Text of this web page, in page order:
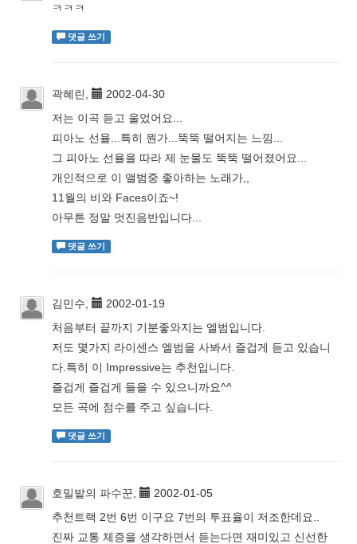
ㅋㅋㅋ
댓글 쓰기
곽혜린,
2002-04-30
저는 이곡 듣고 울었어요...
피아노 선율...특히 뭔가...뚝뚝 떨어지는 느낌...
그 피아노 선율을 따라 제 눈물도 뚝뚝 떨어졌어요...
개인적으로 이 앨범중 좋아하는 노래가,,
11월의 비와 Faces이죠~!
아무튼 정말 멋진음반입니다...
댓글 쓰기
김민수,
2002-01-19
처음부터 끝까지 기분좋와지는 엘범입니다.
저도 몇가지 라이센스 엘범을 사봐서 즐겁게 듣고 있습니
다.특히 이 Impressive는 추천입니다.
즐겁게 즐겁게 들을 수 있으니까요^^
모든 곡에 점수를 주고 싶습니다.
댓글 쓰기
호밀밭의 파수꾼,
2002-01-05
추천트랙 2번 6번 이구요 7번의 투표율이 저조한데요..
진짜 교통 체증을 생각하면서 듣는다면 재미있고 신선한